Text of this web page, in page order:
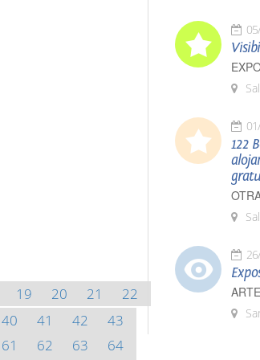
19 20 21
22
40 41 42
43
61 62 63
64
122